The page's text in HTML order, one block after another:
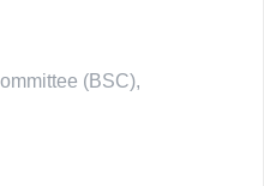
(BSC),